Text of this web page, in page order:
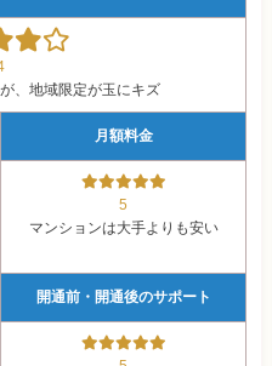
、地域限定が玉にキズ
月額料金
5
マンションは大手よりも安い
開通前・開通後のサポート